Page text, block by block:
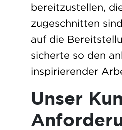
bereitzustellen,
zugeschnitten
auf die
sicherte so den
inspirierender
Unser